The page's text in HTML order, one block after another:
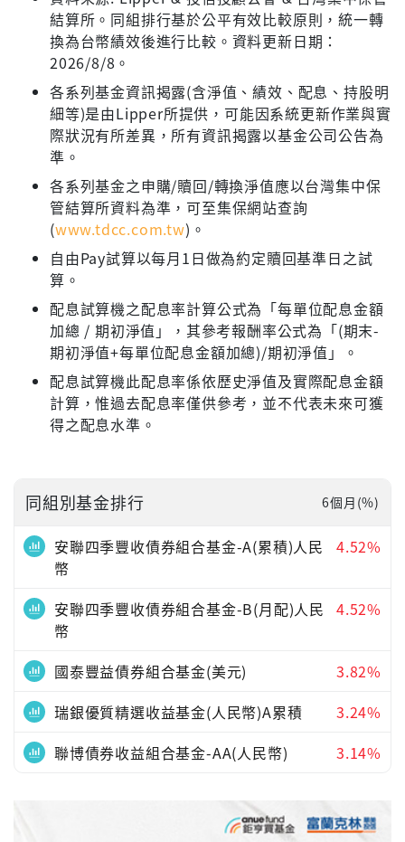
結算所。同組排行基於公平有效比較原則，統一轉
換為台幣績效後進行比較。資料更新日期：
2026/8/8。
各系列基金資訊揭露(含淨值、績效、配息、持股明
細等)是由Lipper所提供，可能因系統更新作業與實
際狀況有所差異，所有資訊揭露以基金公司公告為
準。
各系列基金之申購/贖回/轉換淨值應以台灣集中保
管結算所資料為準，可至集保網站查詢
(www.tdcc.com.tw)。
自由Pay試算以每月1日做為約定贖回基準日之試
算。
配息試算機之配息率計算公式為「每單位配息金額
加總 / 期初淨值」，其參考報酬率公式為「(期末-
期初淨值+每單位配息金額加總)/期初淨值」。
配息試算機此配息率係依歷史淨值及實際配息金額
計算，惟過去配息率僅供參考，並不代表未來可獲
得之配息水準。
同組別基金排行 6個月(%)
安聯四季豐收債券組合基金-A(累積)人民
幣
4.52%
安聯四季豐收債券組合基金-B(月配)人民
幣
4.52%
國泰豐益債券組合基金(美元)
3.82%
瑞銀優質精選收益基金(人民幣)A累積
3.24%
聯博債券收益組合基金-AA(人民幣)
3.14%